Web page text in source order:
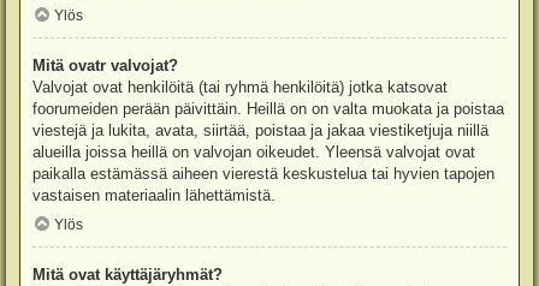
Ylös
Mitä ovatr valvojat?
Valvojat ovat henkilöitä (tai ryhmä henkilöitä) jotka katsovat
foorumeiden perään päivittäin. Heillä on on valta muokata ja poistaa
viestejä ja lukita, avata, siirtää, poistaa ja jakaa viestiketjuja niillä
alueilla joissa heillä on valvojan oikeudet. Yleensä valvojat ovat
paikalla estämässä aiheen vierestä keskustelua tai hyvien tapojen
vastaisen materiaalin lähettämistä.
Ylös
Mitä ovat käyttäjäryhmät?